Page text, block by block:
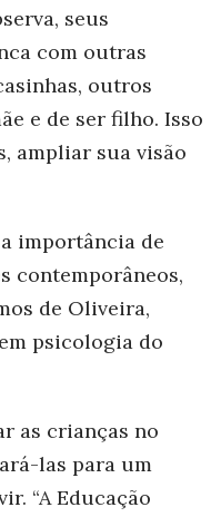
seus
com outras
outros
e de ser filho. Isso
ampliar sua visão
importância de
contemporâneos,
de Oliveira,
psicologia do
as crianças no
las para um
“A Educação